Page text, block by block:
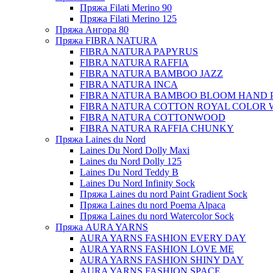
Пряжа Filati Merino 90
Пряжа Filati Merino 125
Пряжа Ангора 80
Пряжа FIBRA NATURA
FIBRA NATURA PAPYRUS
FIBRA NATURA RAFFIA
FIBRA NATURA BAMBOO JAZZ
FIBRA NATURA INCA
FIBRA NATURA BAMBOO BLOOM HAND
FIBRA NATURA COTTON ROYAL COLOR
FIBRA NATURA COTTONWOOD
FIBRA NATURA RAFFIA CHUNKY
Пряжа Laines du Nord
Laines Du Nord Dolly Maxi
Laines du Nord Dolly 125
Laines Du Nord Teddy B
Laines Du Nord Infinity Sock
Пряжа Laines du nord Paint Gradient Sock
Пряжа Laines du nord Poema Alpaca
Пряжа Laines du nord Watercolor Sock
Пряжа AURA YARNS
AURA YARNS FASHION EVERY DAY
AURA YARNS FASHION LOVE ME
AURA YARNS FASHION SHINY DAY
AURA YARNS FASHION SPACE